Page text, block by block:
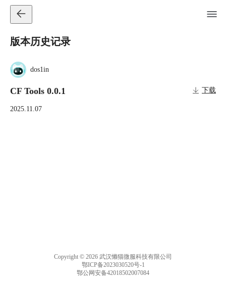
版本历史记录
dos1in
CF Tools 0.0.1 下载
2025.11.07
Copyright © 2026 武汉懒猫微服科技有限公司
鄂ICP备2023030520号-1
鄂公网安备42018502007084